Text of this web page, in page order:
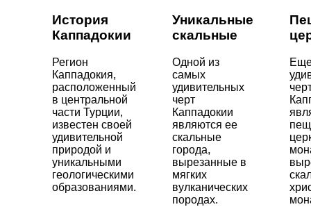
История
Каппадокии
Регион
Каппадокия,
расположенный
в центральной
части Турции,
известен своей
удивительной
природой и
уникальными
геологическими
образованиями.
Уникальные
скальные
Одной из
самых
удивительных
черт
Каппадокии
являются ее
скальные
города,
вырезанные в
мягких
вулканических
породах.